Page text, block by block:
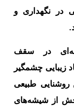
در نگهداری و
در سقف
زیبایی چشمگیر
طبیعی
از شیشه‌های